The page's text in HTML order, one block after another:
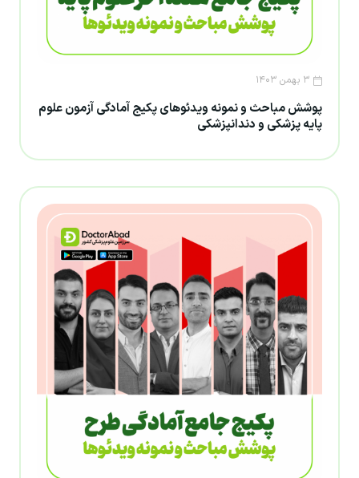
۳ بهمن ۱۴۰۳
پوشش مباحث و نمونه ویدئوهای پکیج آمادگی آزمون علوم
پایه پزشکی و دندانپزشکی